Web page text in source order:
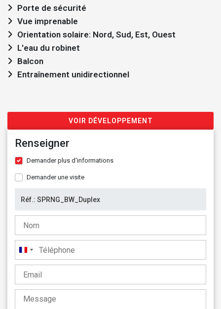
Porte de sécurité
Vue imprenable
Orientation solaire: Nord, Sud, Est, Ouest
L'eau du robinet
Balcon
Entraînement unidirectionnel
VOIR DÉVELOPPEMENT
Renseigner
Demander plus d'informations
Demander une visite
France
+33